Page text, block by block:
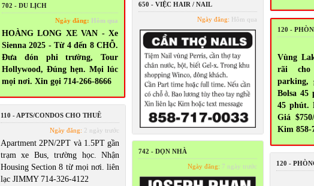
702 - DU LỊCH
Ngày đăng: Hôm qua
HOÀNG LONG XE VAN - Xe
Sienna 2025 - Từ 4 đến 8 CHỖ.
Đưa đón phi trường, Tour
Hollywood, Đúng hẹn. Mọi lúc
mọi nơi. Xin gọi 714-266-8666
650 - VIỆC HAIR / NAIL
Ngày đăng: Hôm qua
120 -
Vùng
rãi cho
parking,
Bolsa 45
45 phút.
Giá
Kim 858-
110 - APTS/CONDOS CHO THUÊ
Ngày đăng: 2 ngày trước
Apartment 2PN/2PT và 1.5PT gần
trạm xe Bus, trường học. Nhận
Housing Section 8 từ mọi nơi. liên
lạc JIMMY 714-326-4122
742 - DỌN NHÀ
Ngày đăng: 7 ngày trước 120 -